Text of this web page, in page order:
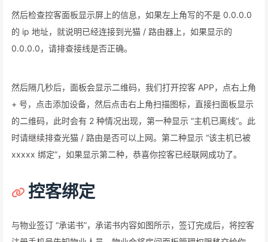
然后检查控客面板显示屏上的信息，如果左上角写的不是 0.0.0.0
的 ip 地址，就说明已经连接到光猫 / 路由器上，如果显示的
0.0.0.0，请排查接线是否正确。
然后隔几秒后，面板会显示二维码，我们打开控客 APP，点右上角
+ 号，点击添加设备，然后点击右上角扫描图标，直接扫面板显示
的二维码，此时会有 2 种情况出现，第一种显示 “主机已离线”。此
时请继续排查光猫 / 路由是否可以上网。第二种显示 “该主机已被
xxxxx 绑定”，如果显示第二种，恭喜你控客已经联网成功了。
控客绑定
与物业签订 “承诺书”，承诺书内容如图所示，签订完成后，将控客